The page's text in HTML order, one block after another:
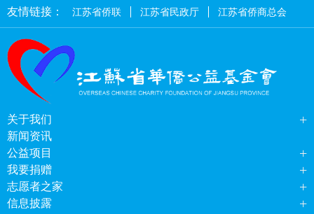
友情链接： 江苏省侨联 江苏省民政厅 江苏省侨商总会
关于我们 +
新闻资讯
公益项目
+
我要捐赠 +
志愿者之家 +
信息披露 +